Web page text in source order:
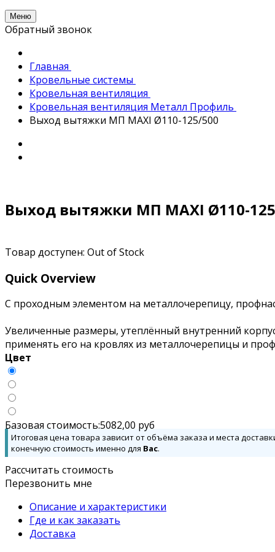
Меню
Обратный звонок
Главная
Кровельные системы
Кровельная вентиляция
Кровельная вентиляция Металл Профиль
Выход вытяжки МП MAXI Ø110-125/500
Выход вытяжки МП MAXI Ø110-
Товар доступен: Out of Stock
Quick Overview
С проходным элементом на металлочерепицу,
Увеличенные размеры, утеплённый внутренний
применять его на кровлях из металлочерепицы и
Цвет
Базовая стоимость:5082,00 руб
Итоговая цена товара зависит от объёма заказа и места
конечную стоимость именно для Вас.
Рассчитать стоимость
Перезвонить мне
Описание и характеристики
Где и как заказать
Доставка